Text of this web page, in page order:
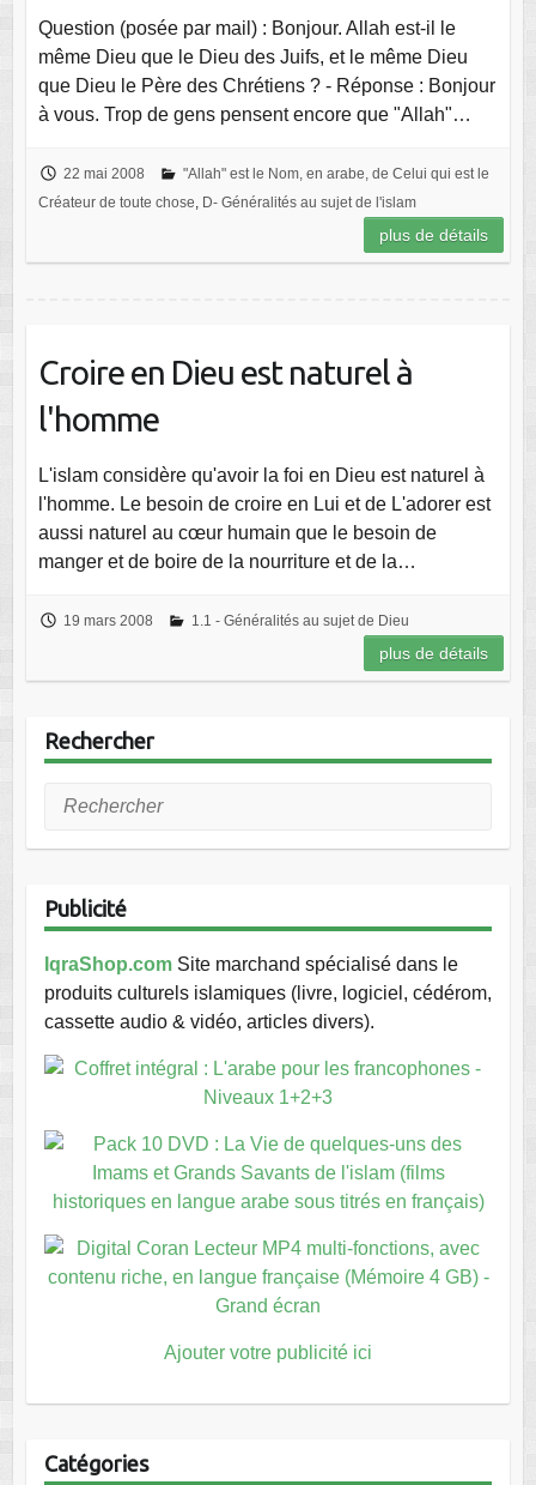
Question (posée par mail) : Bonjour. Allah est-il le
même Dieu que le Dieu des Juifs, et le même Dieu
que Dieu le Père des Chrétiens ? - Réponse : Bonjour
à vous. Trop de gens pensent encore que "Allah"…
22 mai 2008
"Allah" est le Nom, en arabe, de Celui qui est le
Créateur de toute chose, D- Généralités au sujet de l'islam
plus de détails
Croire en Dieu est naturel à
l'homme
L'islam considère qu'avoir la foi en Dieu est naturel à
l'homme. Le besoin de croire en Lui et de L'adorer est
aussi naturel au cœur humain que le besoin de
manger et de boire de la nourriture et de la…
19 mars 2008 1.1 - Généralités au sujet de Dieu
plus de détails
Rechercher
Rechercher
Publicité
IqraShop.comSite marchand spécialisé dans le
produits culturels islamiques (livre, logiciel, cédérom,
cassette audio & vidéo, articles divers).
Ajouter votre publicité ici
Catégories